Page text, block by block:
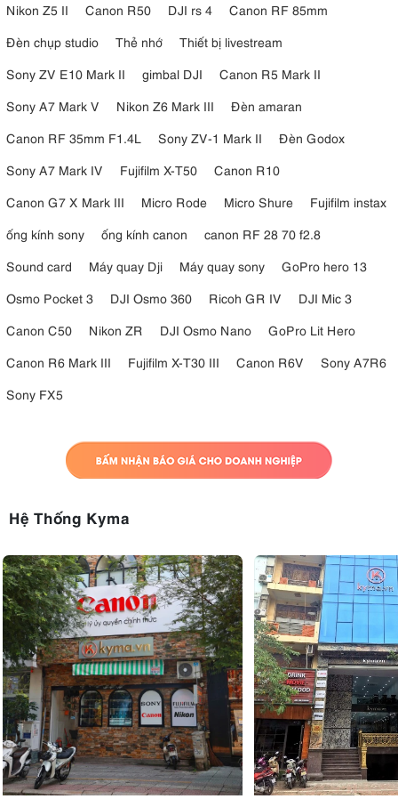
Nikon Z5 II
Canon R50 DJI rs 4
Canon RF 85mm
Đèn chụp studio
Thẻ nhớ
Thiết bị livestream
Sony ZV E10 Mark II
gimbal DJI
Canon R5 Mark II
Sony A7 Mark V
Nikon Z6 Mark III
Đèn amaran
Canon RF 35mm F1.4L
Sony ZV-1 Mark II
Đèn Godox
Sony A7 Mark IV
Fujifilm X-T50
Canon R10
Canon G7 X Mark III
Micro Rode Micro Shure
Fujifilm instax
ống kính sony
ống kính canon
canon RF 28 70 f2.8
Sound card
Máy quay Dji Máy quay sony
GoPro hero 13
Osmo Pocket 3
DJI Osmo 360 Ricoh GR IV
DJI Mic 3
Canon C50
Nikon ZR DJI Osmo Nano
GoPro Lit Hero
Canon R6 Mark III
Fujifilm X-T30 III Canon R6V
Sony A7R6
Sony FX5
Hệ Thống Kyma